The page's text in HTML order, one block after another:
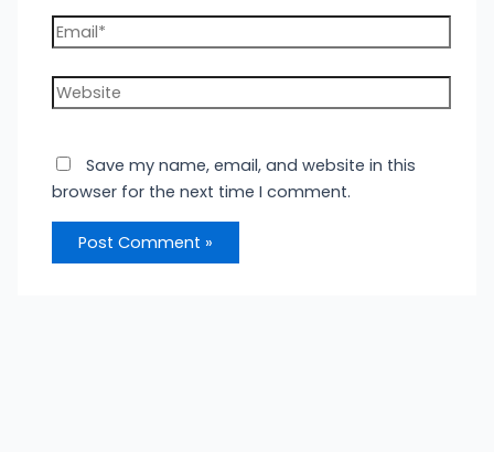
Email*
Website
Save my name, email, and website in this
browser for the next time I comment.